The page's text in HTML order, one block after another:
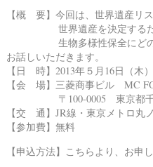
【概 要】今回は、世界遺産リ
世界遺産を決定するため
生物多様性保全にどのよ
お話しいただきます。
【日 時】2013年５月16日（木
【会 場】三菱商事ビル MC
〒100-0005 東京都千代
【交 通】JR線・東京メトロ丸
【参加費】無料
【申込方法】 こちら より、お申